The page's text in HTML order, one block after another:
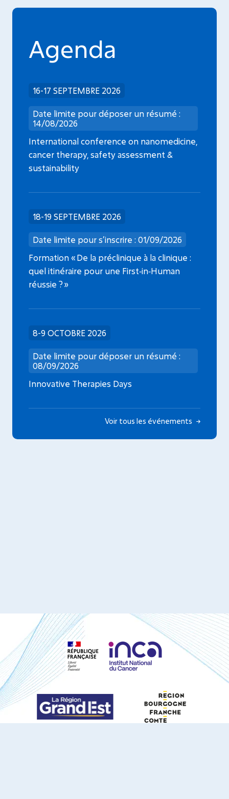
Agenda
16-17 SEPTEMBRE 2026
Date limite pour déposer un résumé :
14/08/2026
International conference on nanomedicine,
cancer therapy, safety assessment &
sustainability
18-19 SEPTEMBRE 2026
Date limite pour s’inscrire : 01/09/2026
Formation « De la préclinique à la clinique :
quel itinéraire pour une First‑in‑Human
réussie ? »
8-9 OCTOBRE 2026
Date limite pour déposer un résumé :
08/09/2026
Innovative Therapies Days
Voir tous les événements